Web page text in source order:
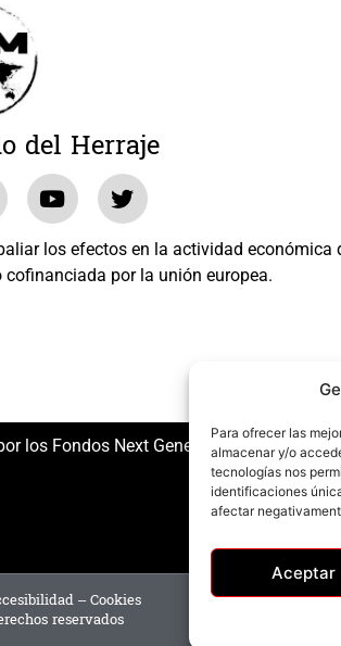
Para ofrecer las
almacenar y/o
tecnologías nos
identificaciones
afectar
Aceptar
del Herraje
los efectos en la actividad económica
cofinanciada por la unión europea.
los Fondos Next Generation (EU) del
–Cookies
reservados